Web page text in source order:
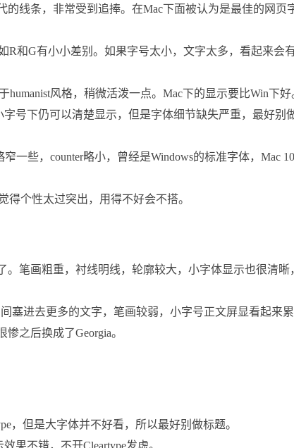
的线条，非常受到追捧。在Mac下面被认为是最佳的网页
R和G有小小差别。如果字号太小，文字太多，看起来会
humanist风格，稍微活泼一点。Mac下的显示要比Win下好
号下仍可以清楚显示，但是字体细节缺失严重，最好别
一些，counter略小，曾经是Windows的标准字体，Mac
得个性太过突出，用得不好会不搭。
。笔画粗重，衬线明线，轮廓较大，小字体显示也很清晰
塞进去更多的文字，笔画较弱，小字号正文屏显看起来累
之后换成了Georgia。
，但是大字体并不好看，所以最好别做标题。
果不错，不开Cleartype发虚。